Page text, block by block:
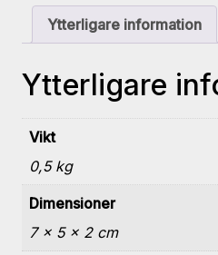
mm.
Ytterligare information
Ytterligare
Vikt
0,5 kg
Dimensioner
7 × 5 × 2 cm